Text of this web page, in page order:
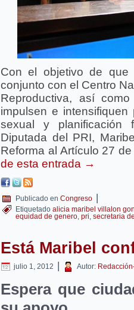
Con el objetivo de que
conjunto con el Centro
Reproductiva, así
impulsen e
sexual y planificación
Diputada del PRI,
Reforma al Artículo 27
de esta entrada →
Publicado en Congreso |
Etiquetado alicia maribel villalon
equidad de genero, pri, secretaria
Está Maribel
julio 1, 2012 | Autor:
Espera que